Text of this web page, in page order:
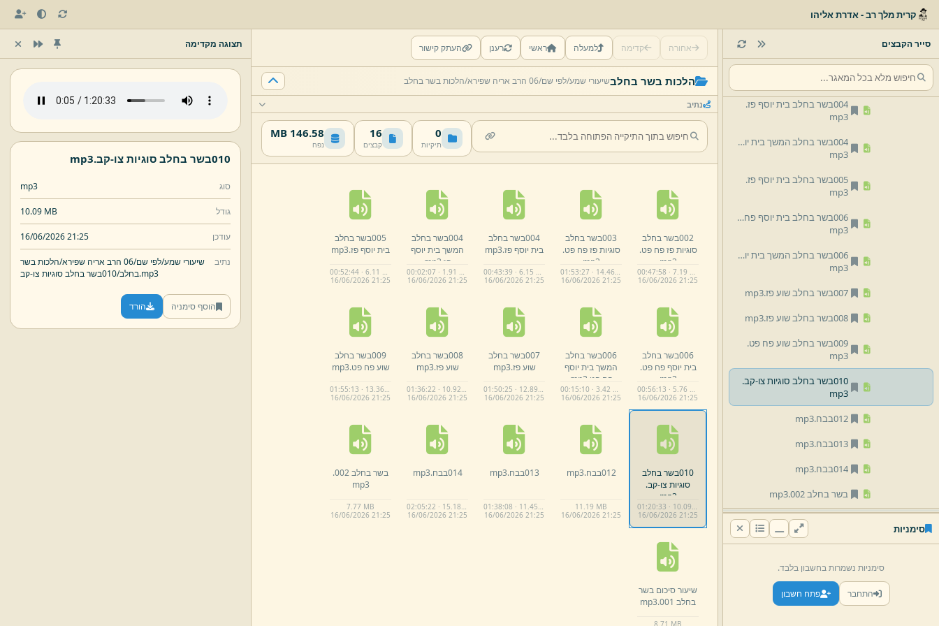
קרית מלך רב - אדרת אליהו
סייר הקבצים
002בשר בחלב סוגיות פז פח פט.
003בשר בחלב סוגיות פז פח פט.
mp3
004בשר בחלב בית יוסף פז.
mp3
004בשר בחלב המשך בית יוסף פז.
mp3
005בשר בחלב בית יוסף פז.
mp3
006בשר בחלב בית יוסף פח פט.
mp3
006בשר בחלב המשך בית יוסף פח פט.
mp3
007בשר בחלב שוע פז.
mp3
008בשר בחלב שוע פז.
mp3
009בשר בחלב שוע פח פט.
mp3
010בשר בחלב סוגיות צו-
קב.
mp3
012בבח.
mp3
013בבח.
mp3
014בבח.
mp3
בשר בחלב 002.
mp3
שיעור סיכום בשר בחלב 001.
מידות
עניני א''י וירושלים
סימניות
סימניות נשמרות בחשבון בלבד.
התחבר פתח חשבון
אחורה קדימה למעלה ראשי רענן העתק קישור
הלכות בשר בחלבשיעורי שמע/לפי שם/06 הרב אריה שפירא/ הלכות בשר בחלב
נתיב
0
תיקיות
16
קבצים
146.58 MB
נפח
002בשר בחלב
סוגיות פז פח פט.
mp3
00:47:58 · 7.19 MB
16/06/2026 21:25
003בשר בחלב
סוגיות פז פח פט.
mp3
01:53:27 · 14.46 MB
16/06/2026 21:25
004בשר בחלב
בית יוסף פז.mp3
00:43:39 · 6.15 MB
16/06/2026 21:25
004בשר בחלב
המשך בית יוסף
פז. mp3
00:02:07 · 1.91 MB
16/06/2026 21:25
005בשר בחלב
בית יוסף פז.mp3
00:52:44 · 6.11 MB
16/06/2026 21:25
006בשר בחלב
בית יוסף פח פט.
mp3
00:56:13 · 5.76 MB
16/06/2026 21:25
006בשר בחלב
המשך בית יוסף
פח פט. mp3
00:15:10 · 3.42 MB
16/06/2026 21:25
007בשר בחלב
שוע פז.mp3
01:50:25 · 12.89 MB
16/06/2026 21:25
008בשר בחלב
שוע פז.mp3
01:36:22 · 10.92 MB
16/06/2026 21:25
009בשר בחלב
שוע פח פט.mp3
01:55:13 · 13.36 MB
16/06/2026 21:25
010בשר בחלב
סוגיות צו-קב.
mp3
01:20:33 · 10.09 MB
16/06/2026 21:25
012בבח. mp3
11.19 MB
16/06/2026 21:25
013בבח. mp3
01:38:08 · 11.45 MB
16/06/2026 21:25
014בבח. mp3
02:05:22 · 15.18 MB
16/06/2026 21:25
בשר בחלב 002.
mp3
7.77 MB
16/06/2026 21:25
שיעור סיכום בשר
בחלב 001.
mp3
8. 71 MB
תצוגה מקדימה
010בשר בחלב סוגיות צו- קב.mp3
סוג mp3
גודל 10.09 MB
עודכן 16/06/2026 21:25
נתיב שיעורי שמע/לפי שם/06 הרב אריה שפירא/
הלכות בשר
בחלב/010בשר בחלב סוגיות צו- קב.mp3
הוסף סימניה הורד